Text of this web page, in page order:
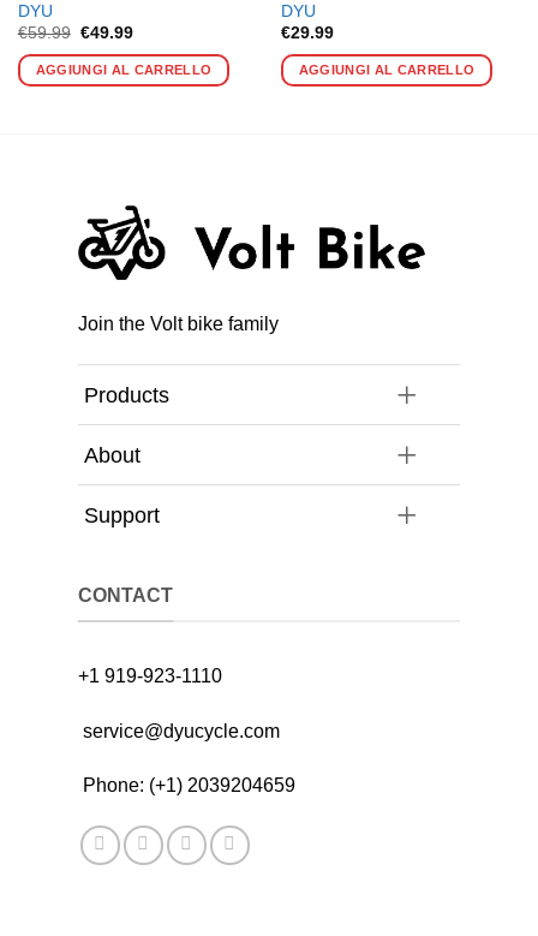
DYU
€59.99 Il
originale
era:
€49.99Il
attuale
è:
AGGIUNGI AL CARRELLO
DYU
€29.99
AGGIUNGI AL CARRELLO
Join the Volt bike family
Products
About
Support
CONTACT
+1 919-923-1110
service@dyucycle.com
Phone: (+1) 2039204659